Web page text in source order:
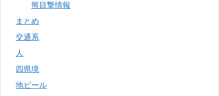
熊目撃情報
まとめ
交通系
人
四県境
地ビール